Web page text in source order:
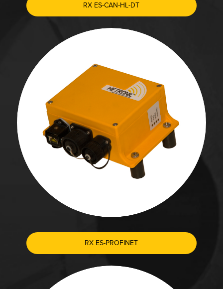
RX ES-CAN-HL-DT
RX ES-PROFINET